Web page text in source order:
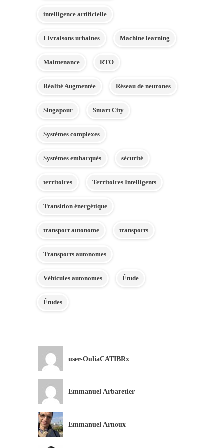
intelligence artificielle
Livraisons urbaines Machine learning
Maintenance RTO
Réalité Augmentée Réseau de neurones
Singapour Smart City
Systèmes complexes
Systèmes embarqués sécurité
territoires Territoires Intelligents
Transition énergétique
transport autonome transports
Transports autonomes
Véhicules autonomes Étude
Études
user-OuliaCATIBRx
Emmanuel Arbaretier
Emmanuel Arnoux